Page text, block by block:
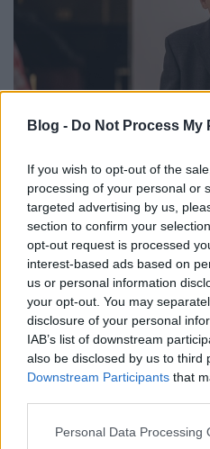
Blog - Do Not Process
If you wish to opt-out of the
processing of your personal or
targeted advertising by us,
section to confirm your
opt-out request is processed
interest-based ads based on
us or personal information
your opt-out. You may
disclosure of your personal
IAB’s list of downstream
also be disclosed by us to third
Downstream Participants that
Please note that this website/
Personal Data Processing
Izraeli különdíj az
motorsport
HUMDA Startup
Israeli Embassy•2022. március 25.
Két startupot is díjaztak
területén fejlesztett
Startup Programzáró